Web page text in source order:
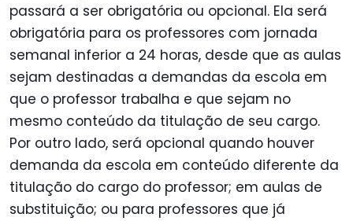
passará a ser obrigatória ou opcional. Ela será
obrigatória para os professores com jornada
semanal inferior a 24 horas, desde que as aulas
sejam destinadas a demandas da escola em
que o professor trabalha e que sejam no
mesmo conteúdo da titulação de seu cargo.
Por outro lado, será opcional quando houver
demanda da escola em conteúdo diferente da
titulação do cargo do professor; em aulas de
substituição; ou para professores que já